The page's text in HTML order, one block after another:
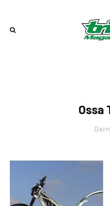
Ossa